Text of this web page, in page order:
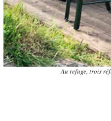
Au refuge, trois